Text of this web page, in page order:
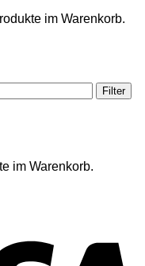
im Warenkorb.
im Warenkorb.
Filter